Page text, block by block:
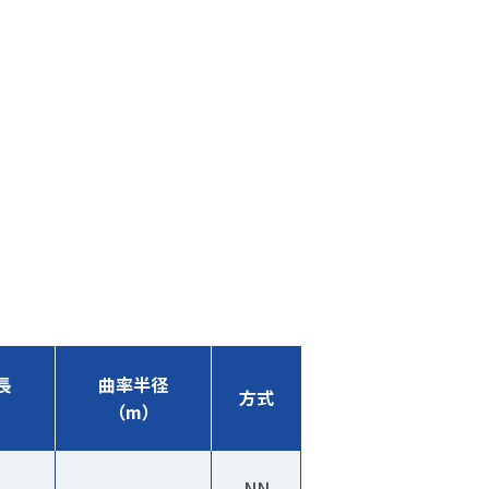
曲率半径
（m）
方式